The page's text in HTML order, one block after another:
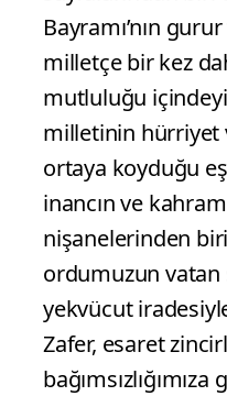
Bayramı’nın
milletçe bir kez
mutluluğu
milletinin hürriyet
ortaya koyduğu
inancın ve
nişanelerinden
ordumuzun
yekvücut
Zafer, esaret